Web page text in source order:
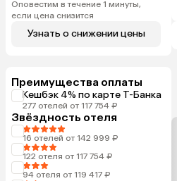
Оповестим в течение 1 минуты,
если цена снизится
Узнать о снижении цены
Преимущества оплаты
Кешбэк 4% по карте Т-Банка
277 отелей от 117 754 ₽
Звёздность отеля
16 отелей от 142 999 ₽
122 отеля от 117 754 ₽
94 отеля от 119 417 ₽